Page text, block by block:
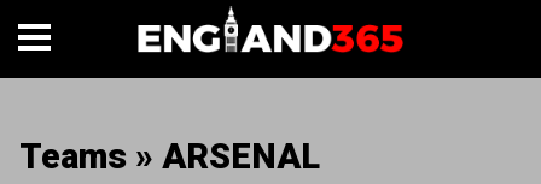
Teams » ARSENAL